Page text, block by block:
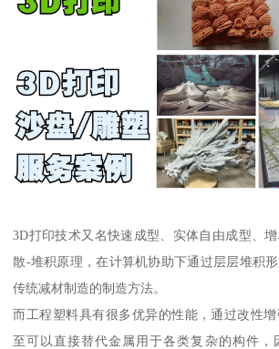
3D打印技术又名快速成型、实体自由成型、
散-堆积原理，在计算机协助下通过层层堆积
传统减材制造的制造方法。
而工程塑料具有很多优异的性能，通过改性
至可以直接替代金属用于各类复杂的构件，